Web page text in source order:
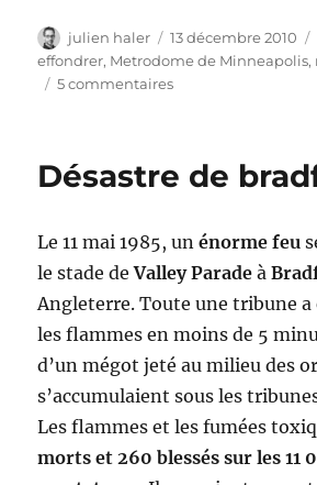
Auteur
julien haler
Publié
le
13 décembre 2010
effondrer, Metrodome de Minneapolis,
5 commentairessur
le
stade
de
Désastre de
Le 11 mai 1985, unénorme feu
le stade deValley Paradeà
Angleterre. Toute une tribune a
les flammes en moins de 5
d’un mégot jeté au milieu des
s’accumulaient sous les
Les flammes et les fumées
morts et 260 blessés sur les 11